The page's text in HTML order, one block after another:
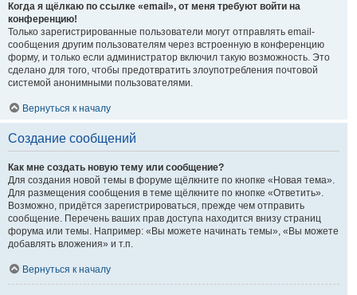
Когда я щёлкаю по ссылке «email», от меня требуют войти на
конференцию!
Только зарегистрированные пользователи могут отправлять email-
сообщения другим пользователям через встроенную в конференцию
форму, и только если администратор включил такую возможность. Это
сделано для того, чтобы предотвратить злоупотребления почтовой
системой анонимными пользователями.
Вернуться к началу
Создание сообщений
Как мне создать новую тему или сообщение?
Для создания новой темы в форуме щёлкните по кнопке «Новая тема».
Для размещения сообщения в теме щёлкните по кнопке «Ответить».
Возможно, придётся зарегистрироваться, прежде чем отправить
сообщение. Перечень ваших прав доступа находится внизу страниц
форума или темы. Например: «Вы можете начинать темы», «Вы можете
добавлять вложения» и т.п.
Вернуться к началу